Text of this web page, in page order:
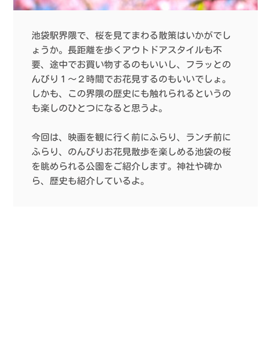
池袋駅界隈で、桜を見てまわる散策はいかがでし
ょうか。長距離を歩くアウトドアスタイルも不
要、途中でお買い物するのもいいし、フラッとの
んびり１〜２時間でお花見するのもいいでしょ。
しかも、この界隈の歴史にも触れられるというの
も楽しのひとつになると思うよ。
今回は、映画を観に行く前にふらり、ランチ前に
ふらり、のんびりお花見散歩を楽しめる池袋の桜
を眺められる公園をご紹介します。神社や碑か
ら、歴史も紹介しているよ。